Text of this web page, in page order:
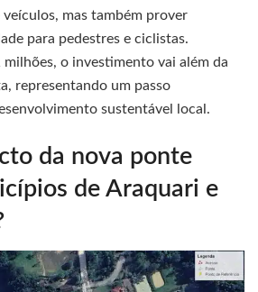
mas também prover
para pedestres e ciclistas.
milhões, o investimento vai além da
representando um passo
sustentável local.
da nova ponte
de Araquari e